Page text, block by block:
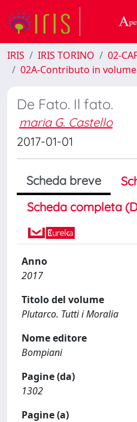
IRIS IRIS TORINO
02-
02A-Contributo in volume
De Fato. Il fato.
maria G. Castello
2017-01-01
Scheda breve
Scheda completa
Anno
2017
Titolo del volume
Plutarco. Tutti i Moralia
Nome editore
Bompiani
Pagine (da)
1302
Pagine (a)